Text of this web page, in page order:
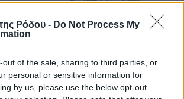
Ρόδου - Do Not Process My
out of the sale, sharing to third parties, or
personal or sensitive information for
by us, please use the below opt-out